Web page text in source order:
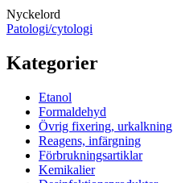
Nyckelord
Patologi/cytologi
Kategorier
Etanol
Formaldehyd
Övrig fixering, urkalkning
Reagens, infärgning
Förbrukningsartiklar
Kemikalier